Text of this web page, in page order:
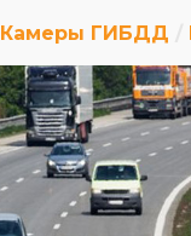
Камеры ГИБДД